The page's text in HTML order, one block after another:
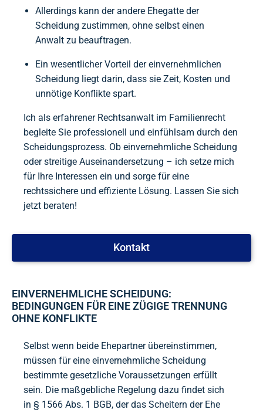
Allerdings kann der andere Ehegatte der
Scheidung zustimmen, ohne selbst einen
Anwalt zu beauftragen.
Ein wesentlicher Vorteil der einvernehmlichen
Scheidung liegt darin, dass sie Zeit, Kosten und
unnötige Konflikte spart.
Ich als erfahrener Rechtsanwalt im Familienrecht
begleite Sie professionell und einfühlsam durch den
Scheidungsprozess. Ob einvernehmliche Scheidung
oder streitige Auseinandersetzung – ich setze mich
für Ihre Interessen ein und sorge für eine
rechtssichere und effiziente Lösung. Lassen Sie sich
jetzt beraten!
Kontakt
EINVERNEHMLICHE SCHEIDUNG:
BEDINGUNGEN FÜR EINE ZÜGIGE TRENNUNG
OHNE KONFLIKTE
Selbst wenn beide Ehepartner übereinstimmen,
müssen für eine einvernehmliche Scheidung
bestimmte gesetzliche Voraussetzungen erfüllt
sein. Die maßgebliche Regelung dazu findet sich
in § 1566 Abs. 1 BGB, der das Scheitern der Ehe